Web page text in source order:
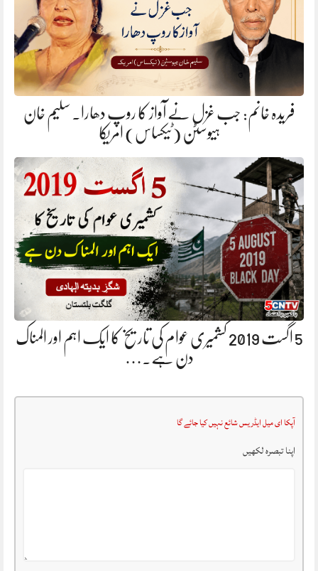
فریدہ خانم: جب غزل نے آواز کا روپ دھارا. سلیم خان
ہیوسٹن (ٹیکساس) امریکا
5 اگست 2019 کشمیری عوام کی تاریخ کا ایک اہم اور المناک
دن ہے.…
آپکا ای میل ایڈریس شائع نہیں کیا جائے گا
اپنا تبصرہ لکھیں